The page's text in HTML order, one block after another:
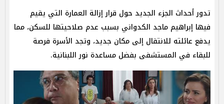
تدور أحداث الجزء الجديد حول قرار إزالة العمارة التي يقيم
فيها إبراهيم ماجد الكدواني بسبب عدم صلاحيتها للسكن، مما
يدفع عائلته للانتقال إلى مكان جديد، وتجد الأسرة فرصة
للبقاء في المستشفى بفضل مساعدة نور اللبنانية.